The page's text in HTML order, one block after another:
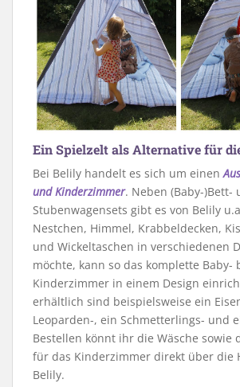
Ein Spielzelt als Alternative für
Bei Belily handelt es sich um einen
und Kinderzimmer. Neben (Baby-)Bett-
Stubenwagensets gibt es von Belily
Nestchen, Himmel, Krabbeldecken,
und Wickeltaschen in verschiedenen
möchte, kann so das komplette Baby-
Kinderzimmer in einem Design
erhältlich sind beispielsweise ein
Leoparden-, ein Schmetterlings- und
Bestellen könnt ihr die Wäsche sowie
für das Kinderzimmer direkt über die
Belily.